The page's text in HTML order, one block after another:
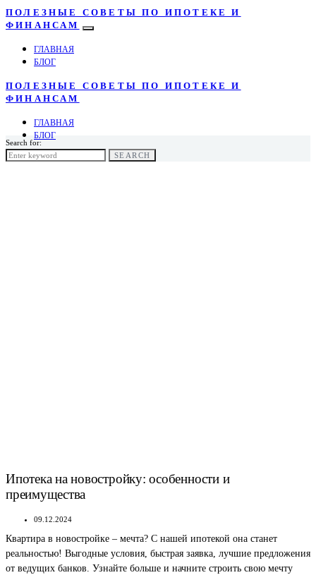
ПОЛЕЗНЫЕ СОВЕТЫ ПО ИПОТЕКЕ И
ФИНАНСАМ
ГЛАВНАЯ
БЛОГ
ПОЛЕЗНЫЕ СОВЕТЫ ПО ИПОТЕКЕ И
ФИНАНСАМ
ГЛАВНАЯ
БЛОГ
Search for:
SEARCH
Ипотека на новостройку: особенности и
преимущества
09.12.2024
Квартира в новостройке – мечта? С нашей ипотекой она станет
реальностью! Выгодные условия, быстрая заявка, лучшие предложения
от ведущих банков. Узнайте больше и начните строить свою мечту